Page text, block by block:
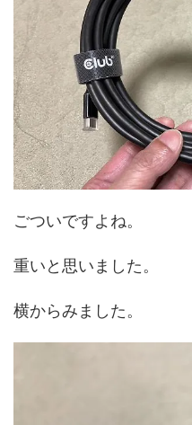
ごついですよね。
重いと思いました。
横からみました。